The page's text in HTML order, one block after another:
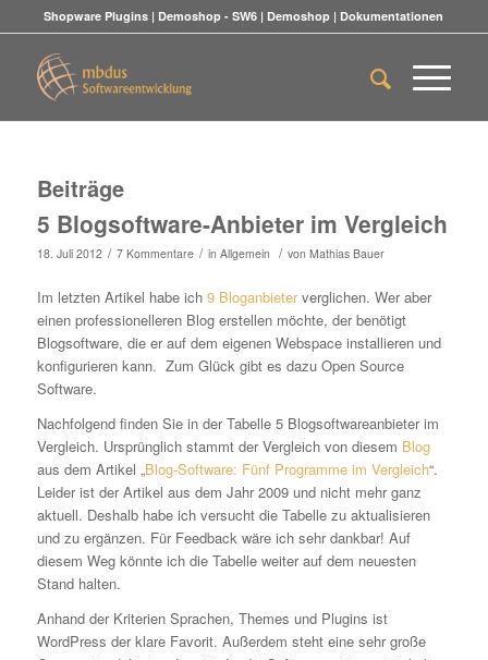
Shopware Plugins | Demoshop - SW6 | Demoshop | Dokumentationen
Beiträge
5 Blogsoftware-Anbieter im Vergleich
18. Juli 2012 / 7 Kommentare / in Allgemein / von Mathias Bauer
Im letzten Artikel habe ich 9 Bloganbieterverglichen. Wer aber
einen professionelleren Blog erstellen möchte, der benötigt
Blogsoftware, die er auf dem eigenen Webspace installieren und
konfigurieren kann. Zum Glück gibt es dazu Open Source
Software.
Nachfolgend finden Sie in der Tabelle 5 Blogsoftwareanbieter im
Vergleich. Ursprünglich stammt der Vergleich von diesem Blog
aus dem Artikel „Blog-Software: Fünf Programme im Vergleich“.
Leider ist der Artikel aus dem Jahr 2009 und nicht mehr ganz
aktuell. Deshalb habe ich versucht die Tabelle zu aktualisieren
und zu ergänzen. Für Feedback wäre ich sehr dankbar! Auf
diesem Weg könnte ich die Tabelle weiter auf dem neuesten
Stand halten.
Anhand der Kriterien Sprachen, Themes und Plugins ist
WordPress der klare Favorit. Außerdem steht eine sehr große